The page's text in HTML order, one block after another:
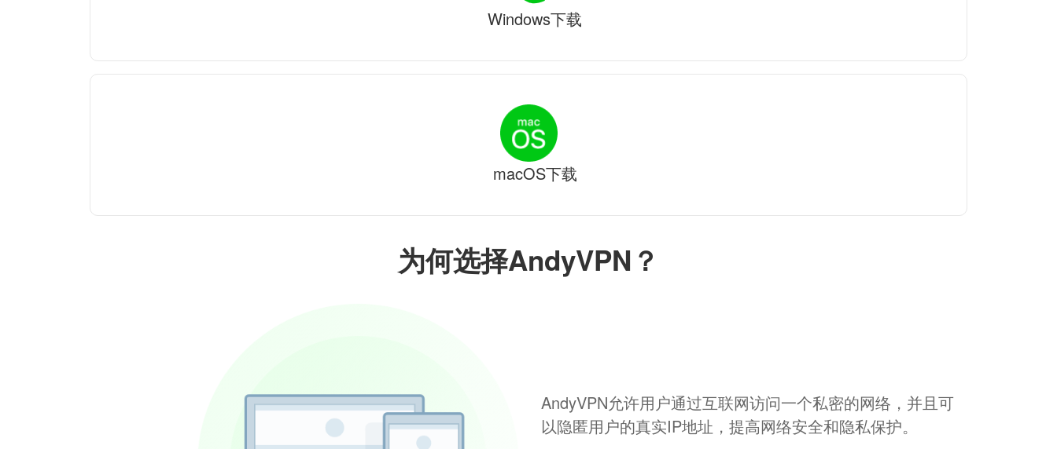
为何选择AndyVPN？
AndyVPN允许用户通过互联网访问一个私密的网络，并且可
以隐匿用户的真实IP地址，提高网络安全和隐私保护。
Windows下载
macOS下载